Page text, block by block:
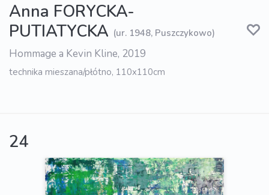
Anna FORYCKA-
PUTIATYCKA (ur. 1948, Puszczykowo)
Hommage a Kevin Kline, 2019
technika mieszana/płótno, 110x110cm
24